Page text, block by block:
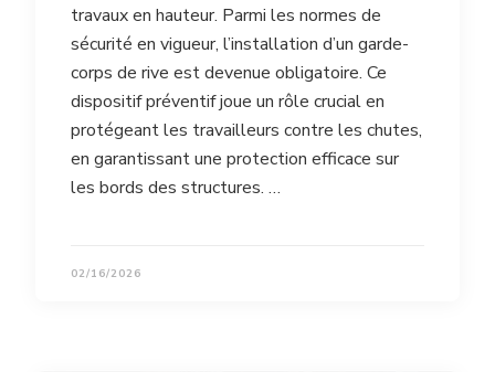
travaux en hauteur. Parmi les normes de
sécurité en vigueur, l’installation d’un garde-
corps de rive est devenue obligatoire. Ce
dispositif préventif joue un rôle crucial en
protégeant les travailleurs contre les chutes,
en garantissant une protection efficace sur
les bords des structures. …
02/16/2026